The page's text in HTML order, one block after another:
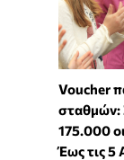
Voucher
σταθμών:
175.000
Έως τις 5